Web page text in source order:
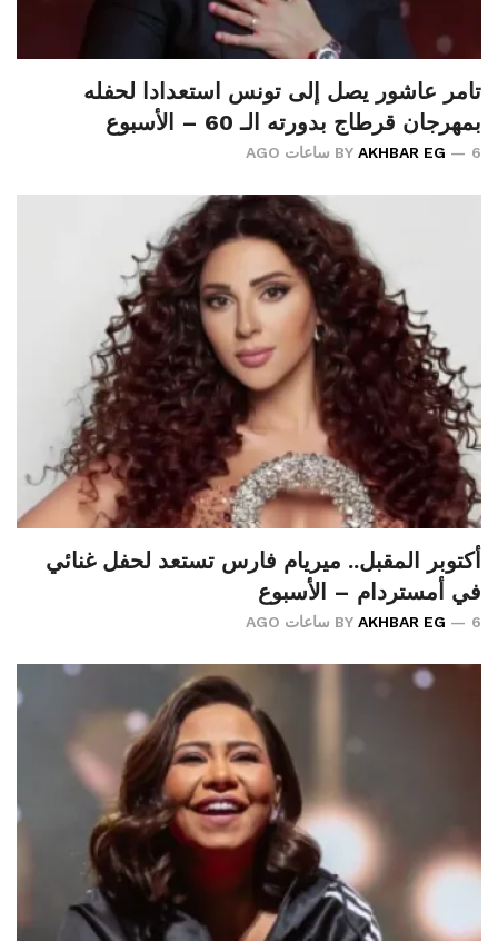
تامر عاشور يصل إلى تونس استعدادا لحفله
بمهرجان قرطاج بدورته الـ 60 – الأسبوع
BY AKHBAR EG 6 ساعات AGO
أكتوبر المقبل.. ميريام فارس تستعد لحفل غنائي
في أمستردام – الأسبوع
BY AKHBAR EG 6 ساعات AGO